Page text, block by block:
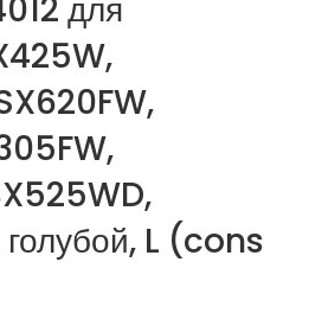
для
L (cons